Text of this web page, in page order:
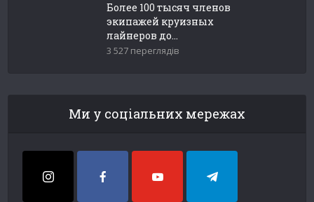
Более 100 тысяч членов
экипажей круизных
лайнеров до...
3 527 переглядів
Ми у соціальних мережах